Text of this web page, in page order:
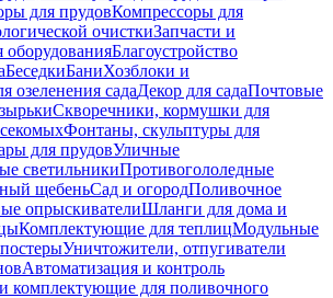
для прудовКомпрессоры для
очисткиЗапчасти и
Благоустройство
БеседкиБаниХозблоки и
озеленения садаДекор для садаПочтовые
Скворечники, кормушки для
Фонтаны, скульптуры для
для прудовУличные
светильникиПротивогололедные
щебеньСад и огородПоливочное
опрыскивателиШланги для дома и
Комплектующие для теплицМодульные
Уничтожители, отпугиватели
Автоматизация и контроль
комплектующие для поливочного